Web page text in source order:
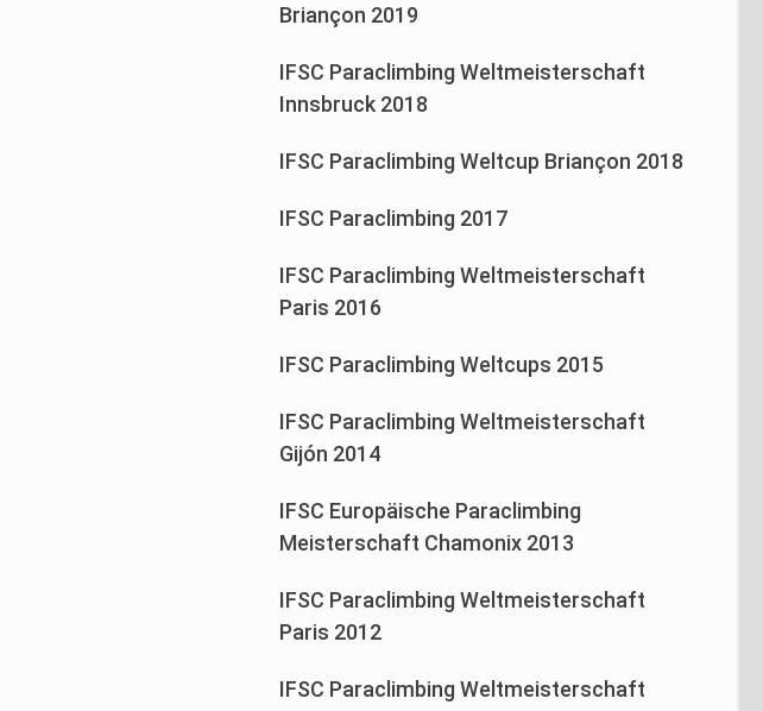
Briançon 2019
IFSC Paraclimbing Weltmeisterschaft
Innsbruck 2018
IFSC Paraclimbing Weltcup Briançon 2018
IFSC Paraclimbing 2017
IFSC Paraclimbing Weltmeisterschaft
Paris 2016
IFSC Paraclimbing Weltcups 2015
IFSC Paraclimbing Weltmeisterschaft
Gijón 2014
IFSC Europäische Paraclimbing
Meisterschaft Chamonix 2013
IFSC Paraclimbing Weltmeisterschaft
Paris 2012
IFSC Paraclimbing Weltmeisterschaft